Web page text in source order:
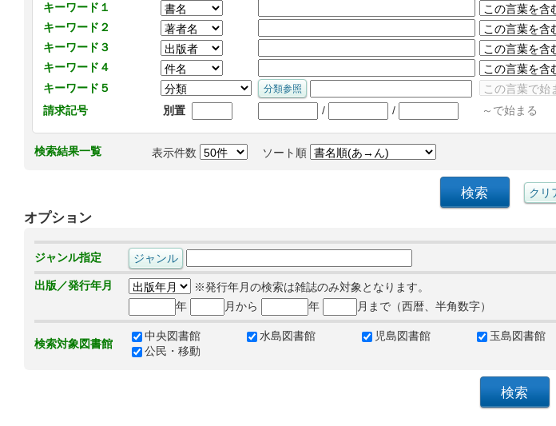
キーワード１
キーワード２
キーワード３
キーワード４
キーワード５
請求記号
別置 / / ～で始まる
検索結果一覧 表示件数 ソート順
オプション
ジャンル指定
出版／発行年月
※発行年月の検索は雑誌のみ対象となります。
年
月から 年 月まで（西暦、半角数字）
検索対象図書館
中央図書館 水島図書館 児島図書館 玉島図書館
公民・移動